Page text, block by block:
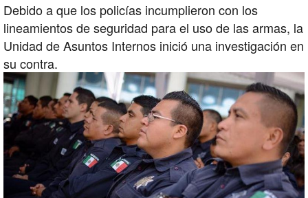
Debido a que los policías incumplieron con los
lineamientos de seguridad para el uso de las armas, la
Unidad de Asuntos Internos inició una investigación en
su contra.